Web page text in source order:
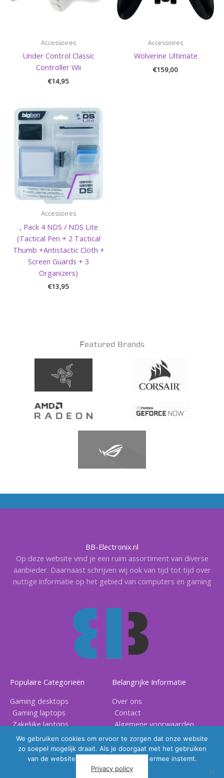
Accessoires
Under Control Classic
Controller Wii
€14,95
Accessoires
Wolverine Ultimate
€159,00
Accessoires
, Pack 4 NDS / NDS Lite
(Tactical Pen + 2 Tactical
Thumb +Antistactic Cloth +
Screen Guards + 3
Organizers)
€13,95
Featured Brands
BB-Electronix.nl
Op deze website vind je een ruim assortiment van diverse
aanbieder. Daarnaast schrijven wij ook van tijd tot tijd over
nuttige informatie op het gebied van computers en gaming
Populaire Categorieën
Gaming desktops
Gaming laptops
Zakelijke laptops
Gaming accessoires
Belangrijke Informatie
Over ons
Contact
Algemene voorwaarden
Privacy voorwaarden
We gebruiken cookies om ervoor te zorgen dat onze website
zo soepel mogelijk draait. Als je doorgaat met het gebruiken
van de website, gaan we er vanuit dat ermee instemt.
Privacy policy